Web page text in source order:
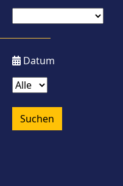
Datum
Suchen